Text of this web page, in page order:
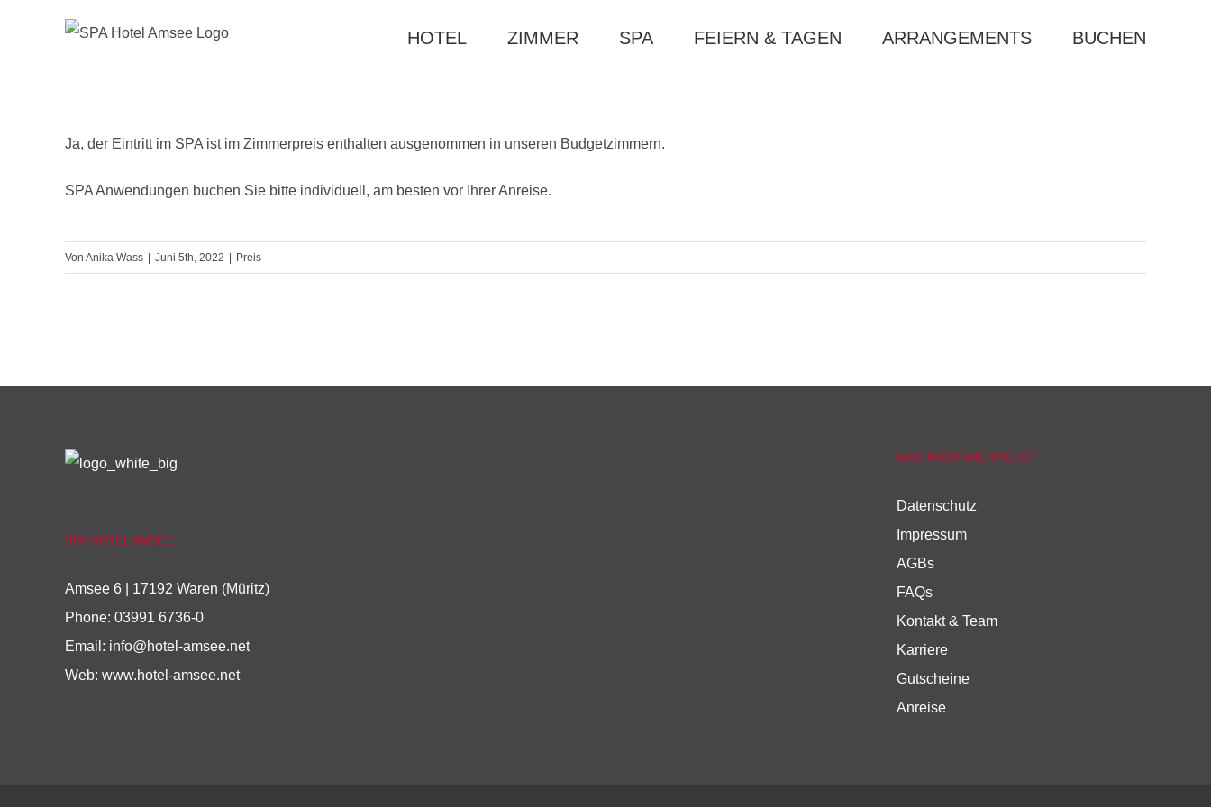
HOTEL ZIMMER SPA FEIERN & TAGEN ARRANGEMENTS BUCHEN
Ja, der Eintritt im SPA ist im Zimmerpreis enthalten ausgenommen in unseren Budgetzimmern.
SPA Anwendungen buchen Sie bitte individuell, am besten vor Ihrer Anreise.
Von Anika Wass Juni 5th, 2022 Preis
SPA HOTEL AMSEE
Amsee 6 | 17192 Waren (Müritz)
Phone: 03991 6736-0
Email: info@hotel-amsee.net
Web: www.hotel-amsee.net
WAS NOCH WICHTIG IST
Datenschutz
Impressum
AGBs
FAQs
Kontakt & Team
Karriere
Gutscheine
Anreise